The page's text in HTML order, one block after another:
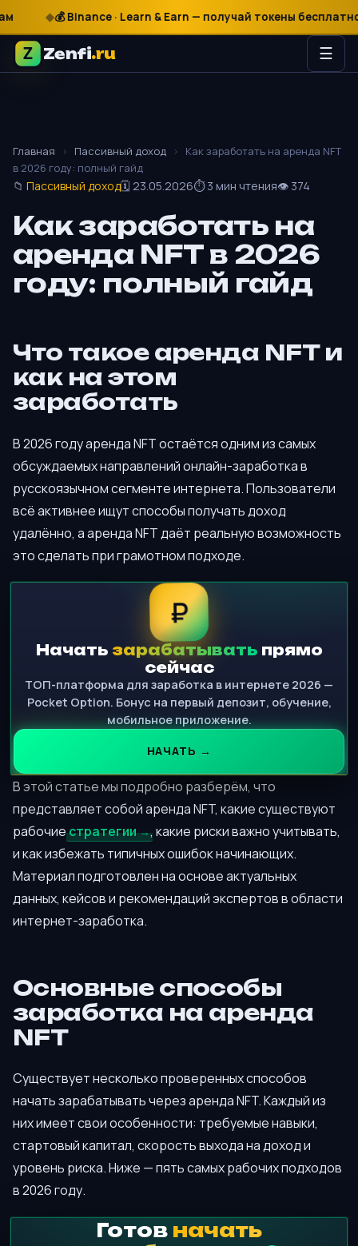
₽
$
€💰 Binance · Learn & Earn — получай токены бесплатно
Zenfi.ru ☰
Главная › Пассивный доход ›
Как заработать на аренда NFT
в 2026 году: полный гайд
📁 Пассивный доход🗓 23.05.2026⏱ 3 мин чтения👁 374
Как заработать на
аренда NFT в 2026
году: полный гайд
Что такое аренда NFT и
как на этом
заработать
В 2026 году аренда NFT остаётся одним из самых
обсуждаемых направлений онлайн-заработка в
русскоязычном сегменте интернета. Пользователи
всё активнее ищут способы получать доход
удалённо, а аренда NFT даёт реальную возможность
это сделать при грамотном подходе.
₽
Начать зарабатывать прямо
сейчас
ТОП-платформа для заработка в интернете 2026 —
Pocket Option. Бонус на первый депозит, обучение,
мобильное приложение.
НАЧАТЬ →
В этой статье мы подробно разберём, что
представляет собой аренда NFT, какие существуют
рабочиестратегии
, какие риски важно учитывать,
и как избежать типичных ошибок начинающих.
Материал подготовлен на основе актуальных
данных, кейсов и рекомендаций экспертов в области
интернет-заработка.
Основные способы
заработка на аренда
NFT
Существует несколько проверенных способов
начать зарабатывать через аренда NFT. Каждый из
них имеет свои особенности: требуемые навыки,
стартовый капитал, скорость выхода на доход и
уровень риска. Ниже — пять самых рабочих подходов
в 2026 году.
Готов начать